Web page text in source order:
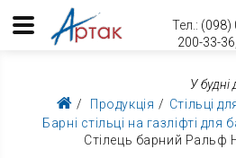
Тел.: (098)
200-33-36,
У будні
Продукція
Стільці
Барні стільці на газліфті для
Стілець барний Ральф